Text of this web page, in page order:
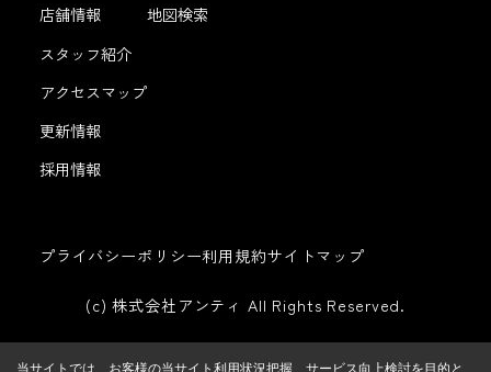
店舗情報
スタッフ紹介
アクセスマップ
更新情報
採用情報
地図検索
プライバシーポリシー利用規約サイトマップ
(c) 株式会社アンティ All Rights Reserved.
当サイトでは、お客様の当サイト利用状況把握、サービス向上検討を目的と